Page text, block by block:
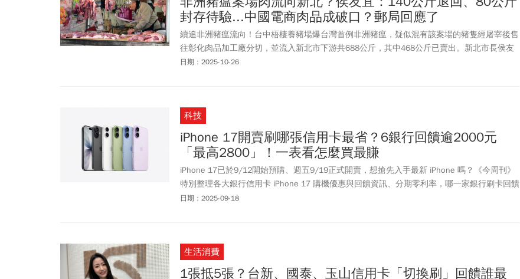
封存待驗...中國電商肉品成破口？郵局回應了
續追非洲豬瘟流向！台中梧棲養豬場爆台灣首例非洲豬瘟，疑似混有該案場的豬隻經屠宰後售
往彰化肉品加工廠分切，並流入新北市下游共688公斤，其中468公斤已賣出。新北市長侯友
宜週日視訊出席非洲豬瘟中央災害應變中心會議時表示，220公斤沒有賣出，其中140公斤請
先經海關X光檢查，有可疑動植物包裹，會立即通知農業部防檢署檢驗。
日期：2025-10-26
科技
iPhone 17開賣刷哪張信用卡最省？6銀行回饋逾2000元
「最高2800」！一表看怎麼買最賺
iPhone 17已於9/12開始預購、週五9/19正式開賣，想搶先入手最新 iPhone 嗎？《今周刊》
特別整理各大銀行信用卡 iPhone 17 購機優惠與回饋資訊、分期零利率，哪一家銀行刷卡回饋
金最殺，想在蘋果官網、蘋果直營店購買iPhone 17 信用卡推薦哪一張？想省荷包就趁現在！
日期：2025-09-18
生活消費
1張抵5張？台新、國泰、玉山信用卡「切換刷」回饋誰最